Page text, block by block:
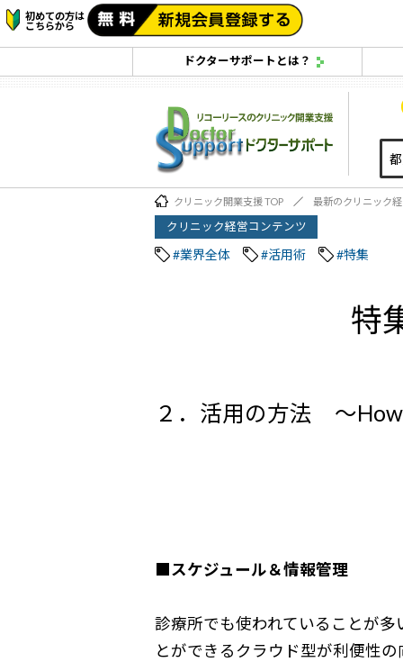
初めての方は
こちらから
ドクターサポートとは？
クリニック開業支援 TOP 最新のクリニック
クリニック経営コンテンツ
#業界全体 #活用術 #特集
特
２．活用の方法 ～How
■スケジュール＆情報管理
診療所でも使われていることが
とができるクラウド型が利便性